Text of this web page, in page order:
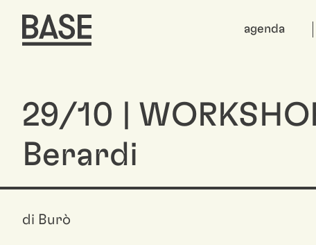
agenda
29/10 |
Berardi
di Burò